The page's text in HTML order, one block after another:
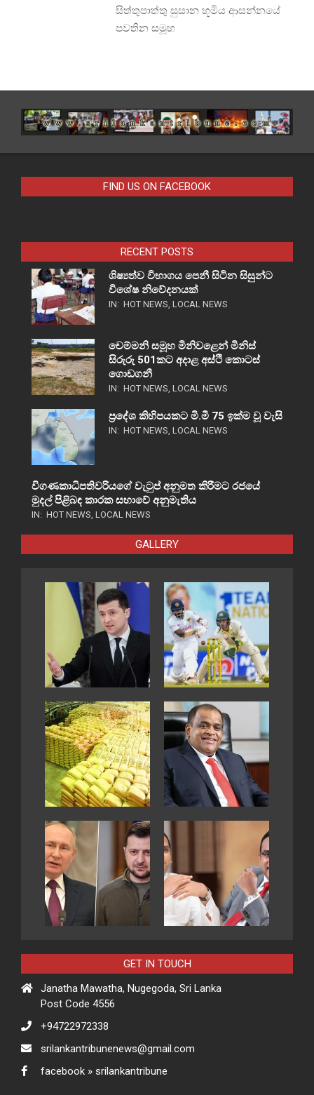
සිත්තුපාත්තු සුසාන භූමිය ආසන්නයේ
පවතින සමූහ
FIND US ON FACEBOOK
RECENT POSTS
ශිෂ්‍යත්ව විභාගය පෙනී සිටින සිසුන්ට
විශේෂ නිවේදනයක්
IN: HOT NEWS, LOCAL NEWS
චෙම්මනි සමූහ මිනිවළෙන් මිනිස්
සිරුරු 501කට අදාළ අස්ථි කොටස්
ගොඩගනී
IN: HOT NEWS, LOCAL NEWS
ප්‍රදේශ කිහිපයකට මි.මී 75 ඉක්ම වූ වැසි
IN: HOT NEWS, LOCAL NEWS
විගණකාධිපතිවරියගේ වැටුප් අනුමත කිරීමට රජයේ
මුදල් පිළිබඳ කාරක සභාවේ අනුමැතිය
IN: HOT NEWS, LOCAL NEWS
GALLERY
GET IN TOUCH
Janatha Mawatha, Nugegoda, Sri Lanka
Post Code 4556
+94722972338
srilankantribunenews@gmail.com
facebook » srilankantribune